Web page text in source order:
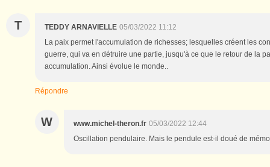
T TEDDY ARNAVIELLE 05/03/2022 11:12
La paix permet l'accumulation de richesses; lesquelles créent les
guerre, qui va en détruire une partie, jusqu'à ce que le retour de la
accumulation. Ainsi évolue le monde..
Répondre
W www.michel-theron.fr 05/03/2022 12:44
Oscillation pendulaire. Mais le pendule est-il doué de